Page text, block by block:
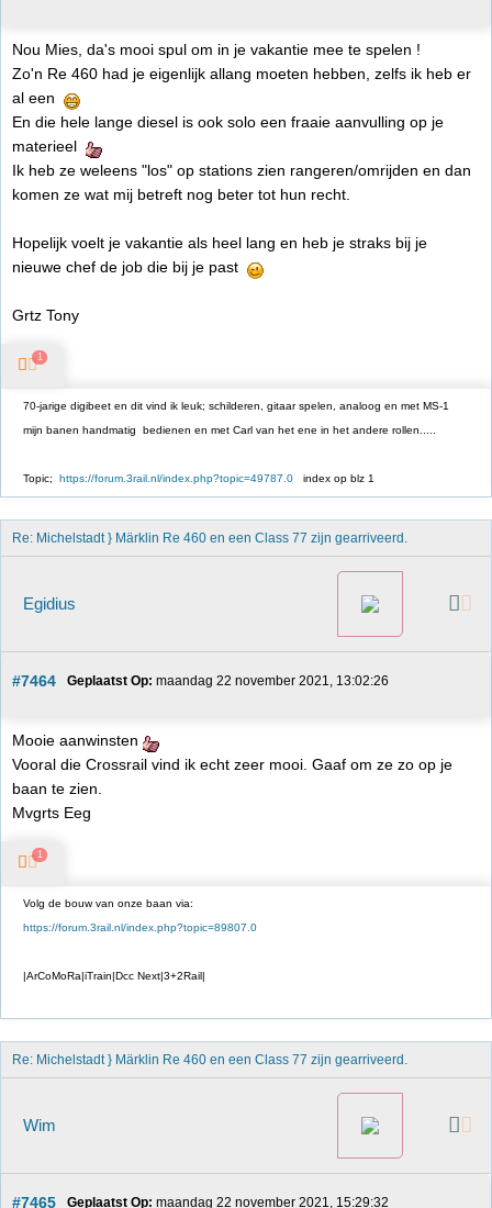
Nou Mies, da's mooi spul om in je vakantie mee te spelen !
Zo'n Re 460 had je eigenlijk allang moeten hebben, zelfs ik heb er
al een
En die hele lange diesel is ook solo een fraaie aanvulling op je
materieel
Ik heb ze weleens "los" op stations zien rangeren/omrijden en dan
komen ze wat mij betreft nog beter tot hun recht.
Hopelijk voelt je vakantie als heel lang en heb je straks bij je
nieuwe chef de job die bij je past
Grtz Tony
1
70-jarige digibeet en dit vind ik leuk; schilderen, gitaar spelen, analoog en met MS-1
mijn banen handmatig bedienen en met Carl van het ene in het andere rollen.....
Topic; https://forum.3rail.nl/index.php?topic=49787.0 index op blz 1
Re: Michelstadt } Märklin Re 460 en een Class 77 zijn gearriveerd.
Egidius
#7464 Geplaatst Op: maandag 22 november 2021, 13:02:26
Mooie aanwinsten
Vooral die Crossrail vind ik echt zeer mooi. Gaaf om ze zo op je
baan te zien.
Mvgrts Eeg
1
Volg de bouw van onze baan via:
https://forum.3rail.nl/index.php?topic=89807.0
|ArCoMoRa|iTrain|Dcc Next|3+2Rail|
Re: Michelstadt } Märklin Re 460 en een Class 77 zijn gearriveerd.
Wim
#7465 Geplaatst Op: maandag 22 november 2021, 15:29:32